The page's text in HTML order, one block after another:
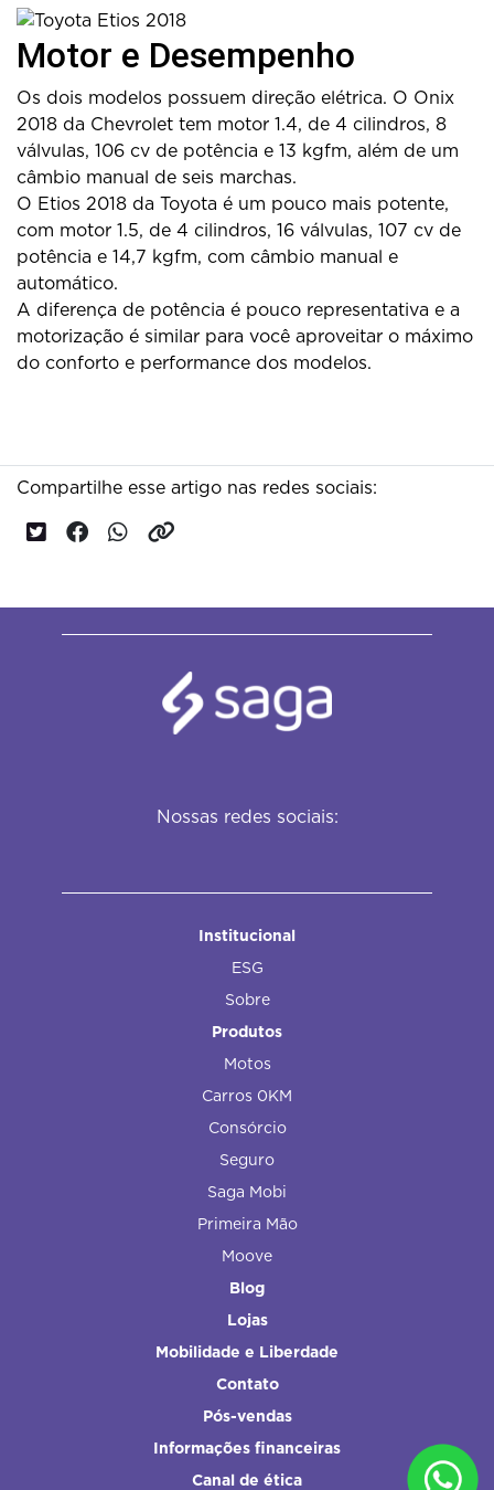
Motor e Desempenho
Os dois modelos possuem direção elétrica. O Onix
2018 da Chevrolet tem motor 1.4, de 4 cilindros, 8
válvulas, 106 cv de potência e 13 kgfm, além de um
câmbio manual de seis marchas.
O Etios 2018 da Toyota é um pouco mais potente,
com motor 1.5, de 4 cilindros, 16 válvulas, 107 cv de
potência e 14,7 kgfm, com câmbio manual e
automático.
A diferença de potência é pouco representativa e a
motorização é similar para você aproveitar o máximo
do conforto e performance dos modelos.
Compartilhe esse artigo nas redes sociais:
Nossas redes sociais:
Institucional
ESG
Sobre
Produtos
Motos
Carros 0KM
Consórcio
Seguro
Saga Mobi
Primeira Mão
Moove
Blog
Lojas
Mobilidade e Liberdade
Contato
Pós-vendas
Informações financeiras
Canal de ética